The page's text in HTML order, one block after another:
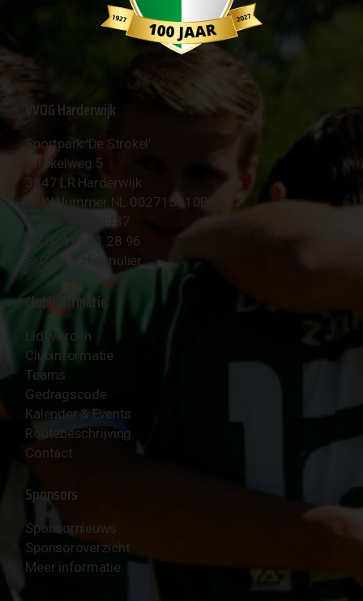
VVOG Harderwijk
Sportpark 'De Strokel'
Strokelweg 5
3847 LR Harderwijk
BTW Nummer NL 002715910B01
KvK Nr 40094437
☎︎ 0341 - 41 28 96
✉︎ Contactformulier
Clubinformatie
Lid worden
Clubinformatie
Teams
Gedragscode
Kalender & Events
Routebeschrijving
Contact
Sponsors
Sponsornieuws
Sponsoroverzicht
Meer informatie